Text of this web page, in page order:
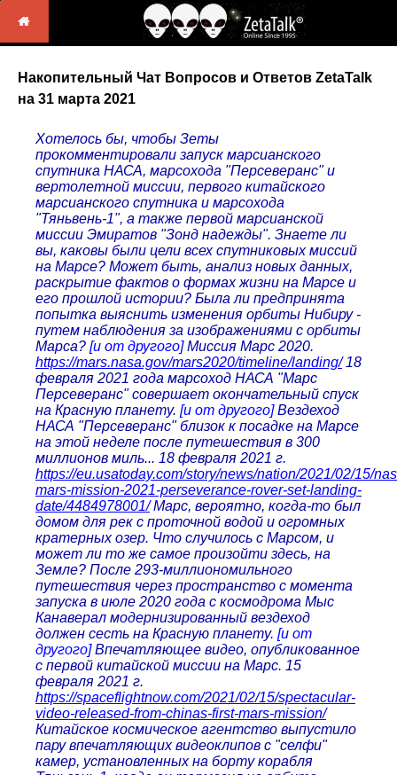
Накопительный Чат Вопросов и Ответов ZetaTalk
на 31 марта 2021
Хотелось бы, чтобы Зеты
прокомментировали запуск марсианского
спутника НАСА, марсохода "Персеверанс" и
вертолетной миссии, первого китайского
марсианского спутника и марсохода
"Тяньвень-1", а также первой марсианской
миссии Эмиратов "Зонд надежды". Знаете ли
вы, каковы были цели всех спутниковых миссий
на Марсе? Может быть, анализ новых данных,
раскрытие фактов о формах жизни на Марсе и
его прошлой истории? Была ли предпринята
попытка выяснить изменения орбиты Нибиру -
путем наблюдения за изображениями с орбиты
Марса? [и от другого] Миссия Марс 2020.
https://mars.nasa.gov/mars2020/timeline/landing/18
февраля 2021 года марсоход НАСА "Марс
Персеверанс" совершает окончательный спуск
на Красную планету. [и от другого] Вездеход
НАСА "Персеверанс" близок к посадке на Марсе
на этой неделе после путешествия в 300
миллионов миль... 18 февраля 2021 г.
https://eu.usatoday.com/story/news/nation/2021/02/15/
mars-mission-2021-perseverance-rover-set-landing-
date/4484978001/Марс, вероятно, когда-то был
домом для рек с проточной водой и огромных
кратерных озер. Что случилось с Марсом, и
может ли то же самое произойти здесь, на
Земле? После 293-миллиономильного
путешествия через пространство с момента
запуска в июле 2020 года с космодрома Мыс
Канаверал модернизированный вездеход
должен сесть на Красную планету. [и от
другого] Впечатляющее видео, опубликованное
с первой китайской миссии на Марс. 15
февраля 2021 г.
https://spaceflightnow.com/2021/02/15/spectacular-
video-released-from-chinas-first-mars-mission/
Китайское космическое агентство выпустило
пару впечатляющих видеоклипов с "селфи"
камер, установленных на борту корабля